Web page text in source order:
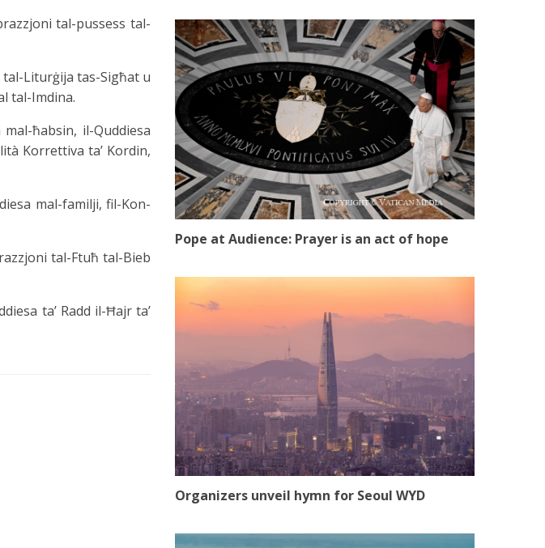
tal-pussess tal-
tal-Liturġija tas-Sigħat u
tal-Imdina.
ħabsin, il-Quddiesa
Korrettiva ta’ Kordin,
mal-familji, fil-Kon-
tal-Ftuħ tal-Bieb
ta’ Radd il-Ħajr ta’
Pope at Audience: Prayer is an act of hope
Organizers unveil hymn for Seoul WYD